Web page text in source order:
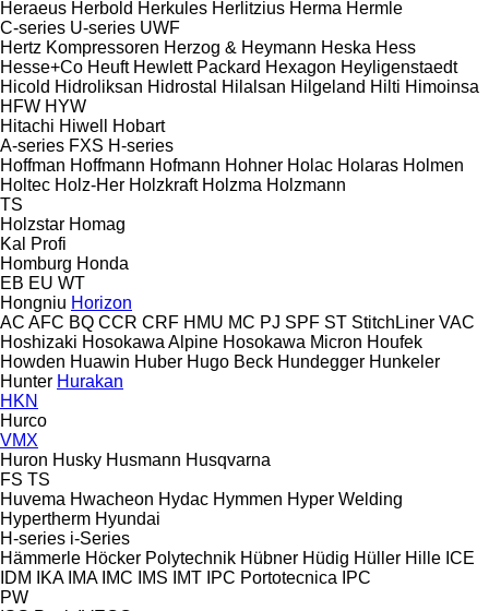
Heraeus Herbold Herkules Herlitzius Herma Hermle
C-series U-series UWF
Hertz Kompressoren Herzog & Heymann Heska Hess
Hesse+Co Heuft Hewlett Packard Hexagon Heyligenstaedt
Hicold Hidroliksan Hidrostal Hilalsan Hilgeland Hilti Himoinsa
HFW HYW
Hitachi Hiwell
Hobart
A-series FXS H-series
Hoffman Hoffmann Hofmann Hohner Holac Holaras Holmen
Holtec Holz-Her Holzkraft Holzma Holzmann
TS
Holzstar Homag
Kal
Profi
Homburg Honda
EB EU WT
Hongniu Horizon
AC AFC BQ CCR CRF HMU MC PJ SPF ST StitchLiner VAC
Hoshizaki Hosokawa Alpine Hosokawa Micron Houfek
Howden Huawin Huber Hugo Beck Hundegger Hunkeler
Hunter Hurakan
HKN
Hurco
VMX
Huron Husky Husmann Husqvarna
FS TS
Huvema Hwacheon Hydac Hymmen Hyper Welding
Hypertherm Hyundai
H-series i-Series
Hämmerle Höcker Polytechnik Hübner Hüdig Hüller Hille ICE
IDM
IKA IMA IMC IMS IMT IPC Portotecnica
IPC
PW